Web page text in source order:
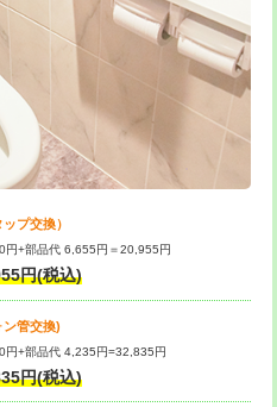
プ交換）
+部品代 6,655円＝20,955円
円(税込)
ン管交換)
円+部品代 4,235円=32,835円
円(税込)